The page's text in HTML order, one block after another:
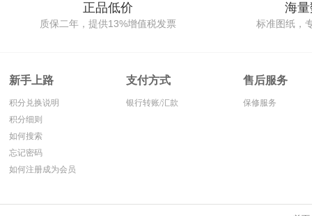
正品低价
质保二年，提供13%增值税发票
海
标准图纸，
新手上路
积分兑换说明
积分细则
如何搜索
忘记密码
如何注册成为会员
支付方式
银行转账/汇款
售后服务
保修服务